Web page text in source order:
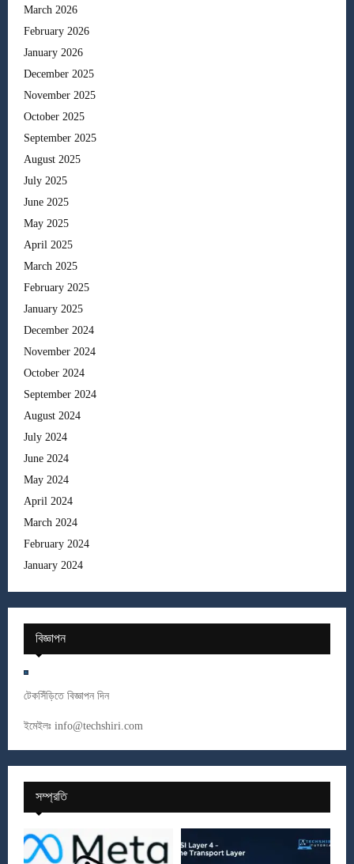
March 2026
February 2026
January 2026
December 2025
November 2025
October 2025
September 2025
August 2025
July 2025
June 2025
May 2025
April 2025
March 2025
February 2025
January 2025
December 2024
November 2024
October 2024
September 2024
August 2024
July 2024
June 2024
May 2024
April 2024
March 2024
February 2024
January 2024
বিজ্ঞাপন
টেকসিঁড়িতে বিজ্ঞাপন দিন
ইমেইলঃ info@techshiri.com
সম্প্রতি